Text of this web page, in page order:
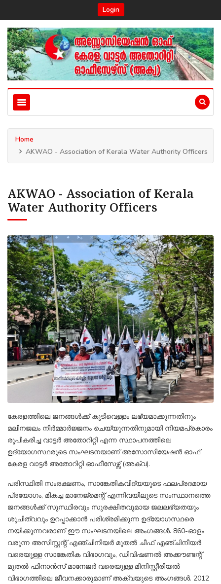
Login
Home
AKWAO - Association of Kerala Water Authority Officers
AKWAO - Association of Kerala
Water Authority Officers
കേരളത്തിലെ ജനങ്ങൾക്ക് കുടിവെള്ളം ലഭ്യമാക്കുന്നതിനും
മലിനജലം നിർമ്മാർജ്ജനം ചെയ്യുന്നതിനുമായി നിയമപ്രകാരം
രൂപീകരിച്ച വാട്ടർ അതോറിറ്റി എന്ന സ്ഥാപനത്തിലെ
ഉദ്യോഗസ്ഥരുടെ സംഘടനയാണ് അസോസിയേഷൻ ഓഫ്
കേരള വാട്ടർ അതോറിറ്റി ഓഫീസേഴ്സ് (അക്വ).
പരിസ്ഥിതി സംരക്ഷണം, സാങ്കേതികവിദ്യയുടെ ഫലപ്രദമായ
പ്രയോഗം, മികച്ച മാനേജ്മെന്റ് എന്നിവയിലൂടെ സംസ്ഥാനത്തെ
ജനങ്ങൾക്ക് സുസ്ഥിരവും സുരക്ഷിതവുമായ ജലലഭ്യതയും
ശുചിത്വവും ഉറപ്പാക്കാൻ പരിശ്രമിക്കുന്ന ഉദ്യോഗസ്ഥരെ
നയിക്കുന്നവരാണ് ഈ സംഘടനയിലെ അംഗങ്ങൾ. 860-ഓളം
വരുന്ന അസിസ്റ്റന്റ് എഞ്ചിനീയർ മുതൽ ചീഫ് എഞ്ചിനീയർ
വരെയുള്ള സാങ്കേതിക വിഭാഗവും, ഡിവിഷണൽ അക്കൗണ്ടന്റ്
മുതൽ ഫിനാൻസ് മാനേജർ വരെയുള്ള മിനിസ്റ്റീരിയൽ
വിഭാഗത്തിലെ ജീവനക്കാരുമാണ് അക്വയുടെ അംഗങ്ങൾ. 2012